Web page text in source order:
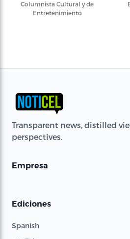
Columnista Cultural y de
Entretenimiento
Transparent news, distilled
perspectives.
Empresa
Ediciones
Spanish